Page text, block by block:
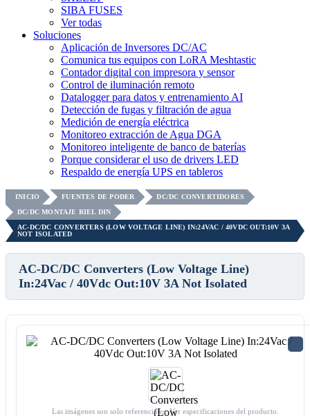
SIBA FUSES
Ver todas
Soluciones
Aplicación de Inversores DC/AC
Comunica tus equipos con LoRA Meshtastic
Contador digital con impresora y sensor
Control de iluminación remoto
Datalogger para datos y entrenamiento AI
Detección de fugas y filtración de agua
Medición de energía eléctrica
Monitoreo extracción de Agua DGA
Monitoreo inteligente de banco de baterías
Porque considerar el uso de drivers LED
Respaldo de energía UPS en tableros
INICIO FUENTES DE PODER
DC/DC CONVERTIDORES
DC/DC MONTAJE RIEL DIN
AC-DC/DC CONVERTERS (LOW VOLTAGE LINE) IN:24VAC / 40VDC OUT:10V 3A
NOT ISOLATED
AC-DC/DC Converters (Low Voltage Line)
In:24Vac / 40Vdc Out:10V 3A Not Isolated
Las imágenes son solo referenciales. Ver especificaciones del producto.